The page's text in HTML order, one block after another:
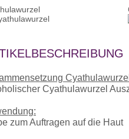
Cyathulawurzel
zum Auftragen auf die Haut